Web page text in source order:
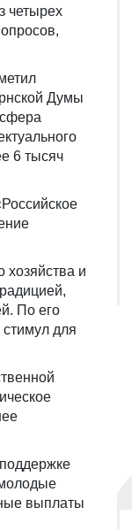
четырех
Думы
6 тысяч
хозяйства и
По его
для
выплаты